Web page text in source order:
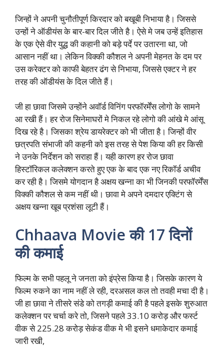
जिन्हों ने अपनी चुनौतीपूर्ण किरदार को बखूबी निभाया है। जिससे
उन्हों ने ऑडीयंस के बार-बार दिल जीते है। ऐसे मे जब उन्हें इतिहास
के एक ऐसे वीर युद्ध की कहानी को बड़े पर्दे पर उतारना था, जो
आसान नहीं था। लेकिन विक्की कौशल ने अपनी मेहनत के दम पर
उस करेक्टर को काफी बेहतर ढंग से निभाया, जिससे एक्टर ने हर
तरह की ऑडीयंस के दिल जीते हैं।
जी हा छावा जिसमे उन्होंने अवॉर्ड विनिंग परफॉरर्मेंस लोगो के सामने
आ रखी हैं। हर रोज सिनेमाघरों मे निकल रहे लोगो की आंखे मे आंसू
दिख रहे है। जिसका श्रेय डायरेक्टर को भी जीता है। जिन्हों वीर
छत्रपति संभाजी की कहनी को इस तरह से पेश किया की हर किसी
ने उनके निर्देशन को सराहा हैं। यही कारण हर रोज छावा
हिस्टॉरिकल कलेक्शन करते हुए एक के बाद एक नए रिकॉर्ड अचीव
कर रही है। जिसमे योगदान है अक्षय खन्ना का भी जिनकी परफॉरर्मेंस
विक्की कौशल से कम नहीं थी। छावा मे अपने दमदार एक्टिंग से
अक्षय खन्ना खूब प्रशंसा लूटी हैं।
Chhaava Movie की 17 दिनों
की कमाई
फिल्म के सभी पहलू ने जनता को इंप्रेस किया है। जिसके कारण ये
फिल्म रुकने का नाम नहीं ले रही, दरअसल कल तो तवही मचा दी है।
जी हा छावा ने तीसरे संडे को तगड़ी कमाई की है पहले इसके शुरुआत
कलेक्शन पर चर्चा करे तो, जिसने पहले 33.10 करोड़ और फर्स्ट
वीक से 225.28 करोड़ सेकंड वीक मे भी इसने धमाकेदार कमाई
जारी रखी,